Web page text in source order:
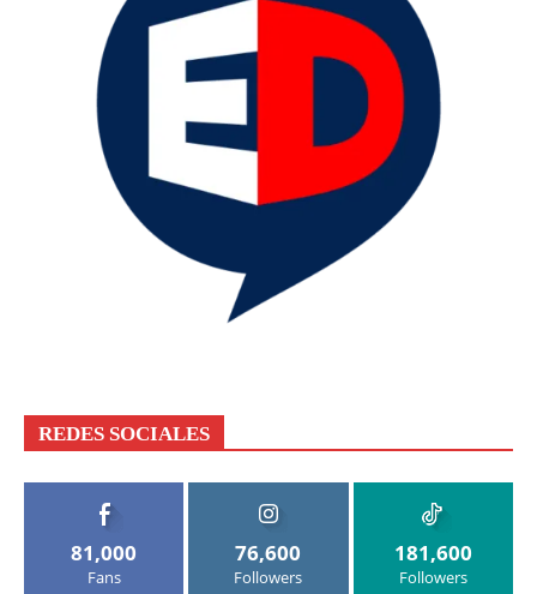
REDES SOCIALES
81,000
Fans
76,600
Followers
181,600
Followers